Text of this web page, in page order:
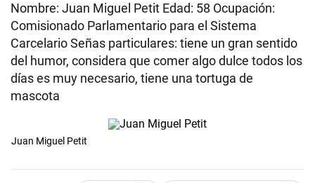
Nombre: Juan Miguel Petit Edad: 58 Ocupación:
Comisionado Parlamentario para el Sistema
Carcelario Señas particulares: tiene un gran sentido
del humor, considera que comer algo dulce todos los
días es muy necesario, tiene una tortuga de
mascota
Juan Miguel Petit